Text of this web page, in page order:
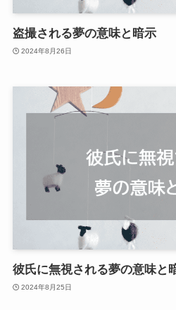
盗撮される夢の意味と暗示
2024年8月26日
彼氏に無視される夢の意味と
2024年8月25日